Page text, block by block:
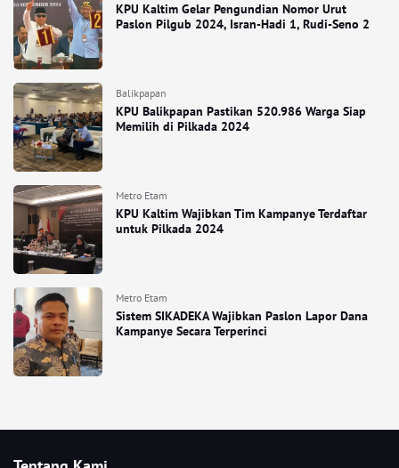
KPU Kaltim Gelar Pengundian Nomor Urut
Paslon Pilgub 2024, Isran-Hadi 1, Rudi-Seno 2
Balikpapan
KPU Balikpapan Pastikan 520.986 Warga Siap
Memilih di Pilkada 2024
Metro Etam
KPU Kaltim Wajibkan Tim Kampanye Terdaftar
untuk Pilkada 2024
Metro Etam
Sistem SIKADEKA Wajibkan Paslon Lapor Dana
Kampanye Secara Terperinci